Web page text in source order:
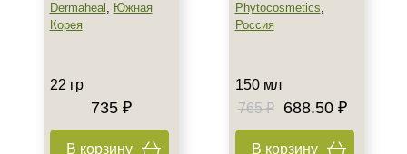
Процедура
Массаж
Dermaheal , Южная
Корея
22 гр
735 ₽
В корзину
Phytocosmetics,
Россия
150 мл
765 ₽
688.50 ₽
В корзину